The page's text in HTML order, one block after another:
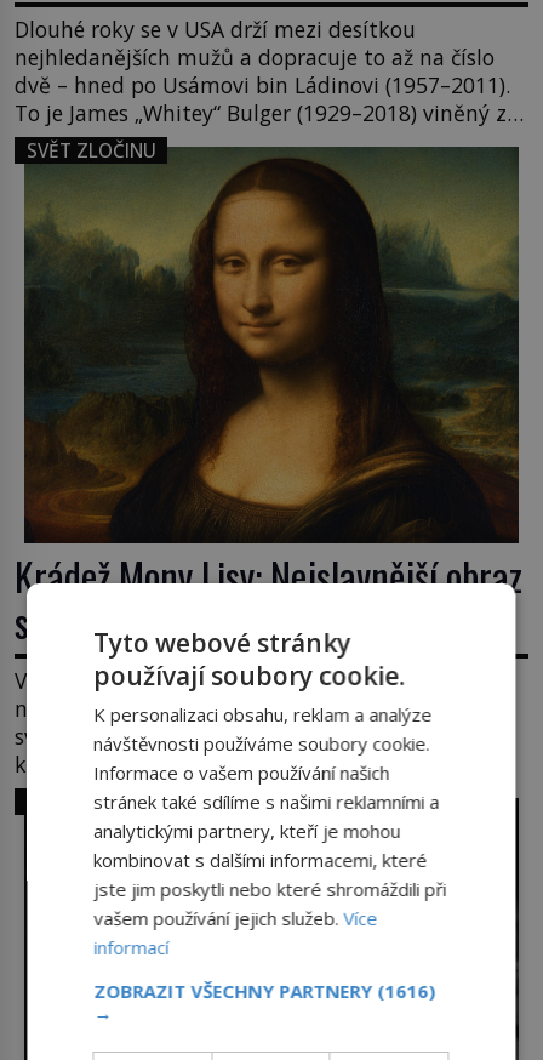
Dlouhé roky se v USA drží mezi desítkou
nejhledanějších mužů a dopracuje to až na číslo
dvě – hned po Usámovi bin Ládinovi (1957–2011).
To je James „Whitey“ Bulger (1929–2018) viněný ze
spoluúčasti na 19 vraždách, vydírání a lichvy. A
samozřejmě, krom toho je ještě drogový dealer,
který neváhá odstranit z cesty všechny práskače,
zatímco […]
SVĚT ZLOČINU
Krádež Mony Lisy: Nejslavnější obraz
světa zůstane dva roky nezvěstný
V pondělí 21. srpna 1911 visí v pařížském Louvru
na zdi prázdné háky. Obraz, který dnes zná celý
svět, je pryč. Zpočátku si nikdo nemyslí, že jde o
krádež. Zaměstnanci jsou přesvědčeni, že Mona
Lisa je jen v restaurátorské dílně nebo u fotografa.
Když se ukáže pravda, propukne jeden z největších
honů na zloděje v […]
SVĚT ZLOČINU
Tyto webové stránky
používají soubory cookie.
K personalizaci obsahu, reklam a analýze
návštěvnosti používáme soubory cookie.
Informace o vašem používání našich
stránek také sdílíme s našimi reklamními a
analytickými partnery, kteří je mohou
kombinovat s dalšími informacemi, které
jste jim poskytli nebo které shromáždili při
vašem používání jejich služeb.Více
informací
ZOBRAZIT VŠECHNY PARTNERY (1616)
→